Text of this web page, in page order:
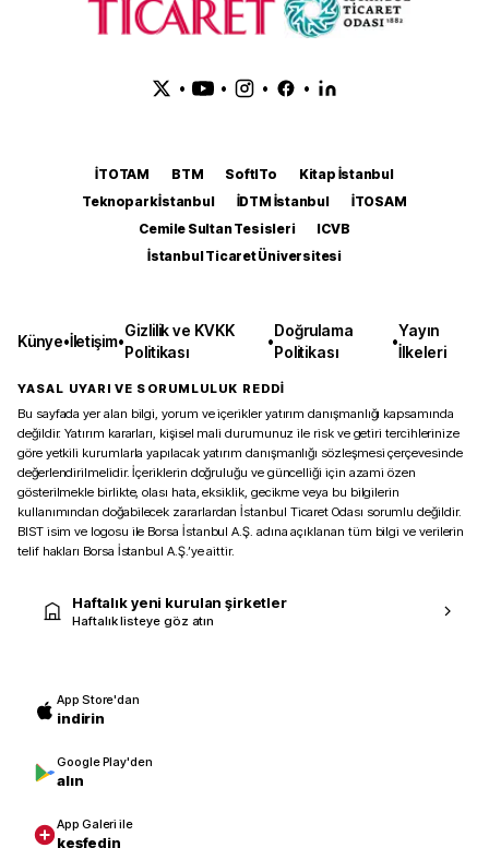
• • • •
İTOTAM BTM SoftITo
Kitap İstanbul
Teknopark İstanbul
İDTM İstanbul
İTOSAM
Cemile Sultan Tesisleri
ICVB
İstanbul Ticaret Üniversitesi
Künye•İletişim•
Gizlilik ve KVKK
Politikası
•
Doğrulama
Politikası
•
Yayın
İlkeleri
YASAL UYARI VE SORUMLULUK REDDİ
Bu sayfada yer alan bilgi, yorum ve içerikler yatırım danışmanlığı kapsamında
değildir. Yatırım kararları, kişisel mali durumunuz ile risk ve getiri tercihlerinize
göre yetkili kurumlarla yapılacak yatırım danışmanlığı sözleşmesi çerçevesinde
değerlendirilmelidir. İçeriklerin doğruluğu ve güncelliği için azami özen
gösterilmekle birlikte, olası hata, eksiklik, gecikme veya bu bilgilerin
kullanımından doğabilecek zararlardan İstanbul Ticaret Odası sorumlu değildir.
BIST isim ve logosu ile Borsa İstanbul A.Ş. adına açıklanan tüm bilgi ve verilerin
telif hakları Borsa İstanbul A.Ş.’ye aittir.
Haftalık yeni kurulan şirketler
Haftalık listeye göz atın
App Store'dan
indirin
Google Play'den
alın
App Galeri ile
keşfedin